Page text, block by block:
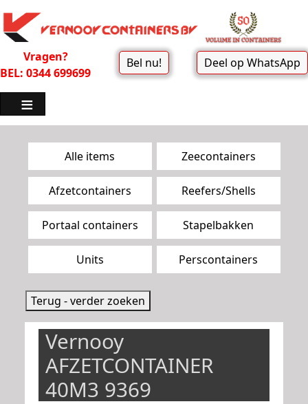
Vragen?
BEL: 0344 699699
Bel nu! Deel op WhatsApp
Zoekpagina menu
Alle items Zeecontainers
Afzetcontainers Reefers/Shells
Portaal containers Stapelbakken
Units Perscontainers
Terug - verder zoeken
Vernooy
AFZETCONTAINER
40M3 9369